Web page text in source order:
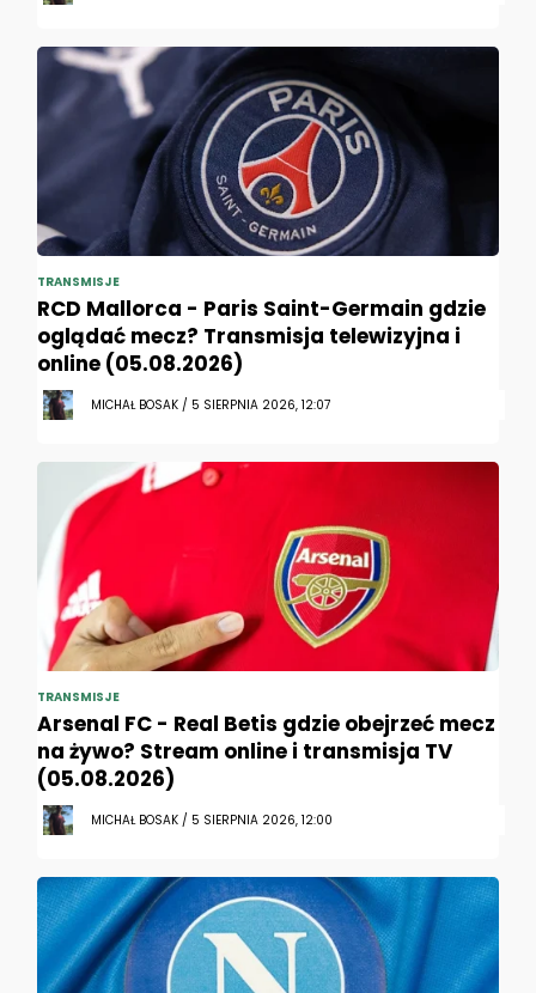
TRANSMISJE
RCD Mallorca - Paris Saint-Germain gdzie
oglądać mecz? Transmisja telewizyjna i
online (05.08.2026)
MICHAŁ BOSAK / 5 SIERPNIA 2026, 12:07
TRANSMISJE
Arsenal FC - Real Betis gdzie obejrzeć mecz
na żywo? Stream online i transmisja TV
(05.08.2026)
MICHAŁ BOSAK / 5 SIERPNIA 2026, 12:00